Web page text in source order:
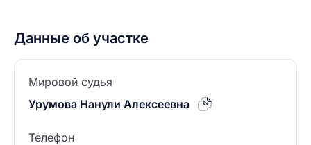
Данные об участке
Мировой судья
Урумова Нанули Алексеевна
Телефон